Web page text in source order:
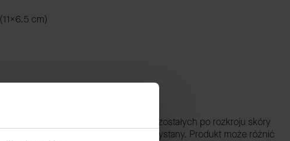
cm)
myśl idei ZERO WASTE. Powstał z pozostałych po rozkroju skóry
skóry został maksymalnie wykorzystany. Produkt może różnić